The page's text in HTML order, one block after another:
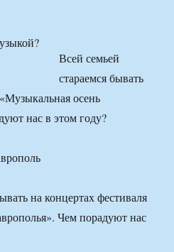
Всей семьей
стараем­ся бывать
осень
нас в этом го­ду?
на концертах фестиваля
Чем порадуют нас